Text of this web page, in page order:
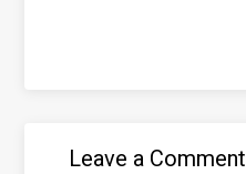
Leave a Comment